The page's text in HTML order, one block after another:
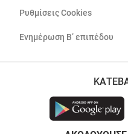
Ρυθμίσεις Cookies
Ενημέρωση Β’ επιπέδου